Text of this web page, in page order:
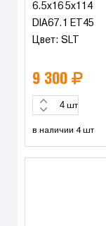
6.5x16 5x114
DIA67.1 ET45
Цвет: SLT
9 300
шт
в наличии 4 шт